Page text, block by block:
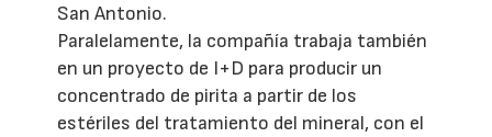
San Antonio.
Paralelamente, la compañía trabaja también
en un proyecto de I+D para producir un
concentrado de pirita a partir de los
estériles del tratamiento del mineral, con el